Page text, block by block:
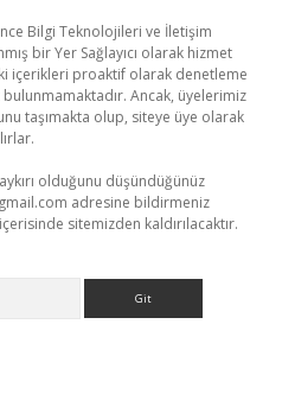
Bilgi Teknolojileri ve İletişim
bir Yer Sağlayıcı olarak hizmet
içerikleri proaktif olarak denetleme
Ancak, üyelerimiz
taşımakta olup, siteye üye olarak
olduğunu düşündüğünüz
adresine bildirmeniz
sitemizden kaldırılacaktır.